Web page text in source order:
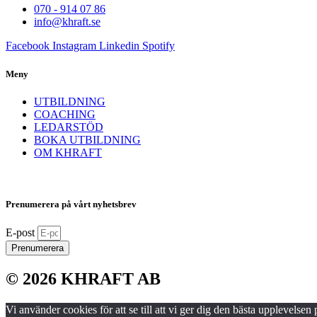
070 - 914 07 86
info@khraft.se
Facebook Instagram Linkedin Spotify
Meny
UTBILDNING
COACHING
LEDARSTÖD
BOKA UTBILDNING
OM KHRAFT
Prenumerera på vårt nyhetsbrev
E-post
Prenumerera
© 2026 KHRAFT AB
Vi använder cookies för att se till att vi ger dig den bästa